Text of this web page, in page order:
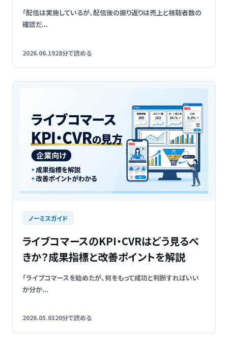
「配信は実施しているが、配信後の振り返りは売上と視聴者数の
確認だ...
2026.06.1928分で読める
ノーミスガイド
ライブコマースのKPI・CVRはどう見るべ
きか？成果指標と改善ポイントを解説
「ライブコマースを始めたが、何をもって成功と判断すればいい
か分か...
2026.05.0320分で読める